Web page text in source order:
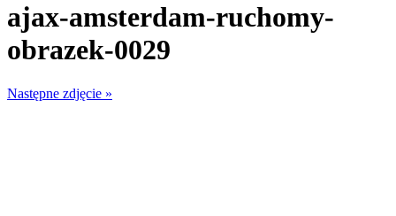
ajax-amsterdam-ruchomy-
obrazek-0029
Następne zdjęcie »